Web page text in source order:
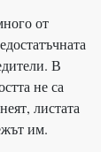
от
В
не са
листата
им.